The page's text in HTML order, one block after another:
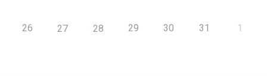
26 27 28 29 30 31 1